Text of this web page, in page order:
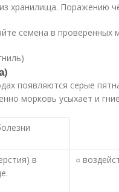
хранилища. Поражению
семена в проверенных
появляются серые
морковь усыхает и
в
○